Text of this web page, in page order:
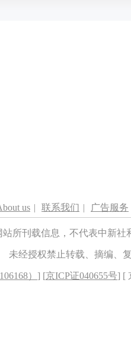
us | 联系我们 | 广告服务
站所刊载信息，不代表中新
未经授权禁止转载、摘编、
） ] [京ICP证040655号] [